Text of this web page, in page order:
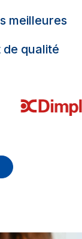
meilleures
qualité